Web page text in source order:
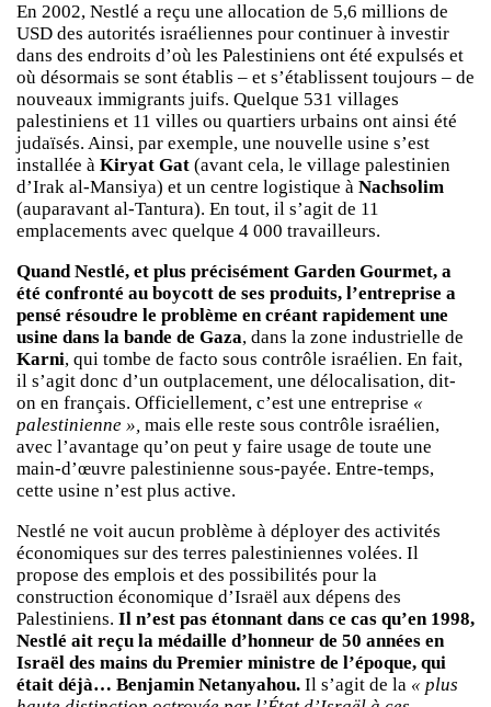
En 2002, Nestlé a reçu une allocation de 5,6 millions de
USD des autorités israéliennes pour continuer à investir
dans des endroits d’où les Palestiniens ont été expulsés et
où désormais se sont établis – et s’établissent toujours – de
nouveaux immigrants juifs. Quelque 531 villages
palestiniens et 11 villes ou quartiers urbains ont ainsi été
judaïsés. Ainsi, par exemple, une nouvelle usine s’est
installée à Kiryat Gat (avant cela, le village palestinien
d’Irak al-Mansiya) et un centre logistique à Nachsolim
(auparavant al-Tantura). En tout, il s’agit de 11
emplacements avec quelque 4 000 travailleurs.
Quand Nestlé, et plus précisément Garden Gourmet, a
été confronté au boycott de ses produits, l’entreprise a
pensé résoudre le problème en créant rapidement une
usine dans la bande de Gaza, dans la zone industrielle de
Karni, qui tombe de facto sous contrôle israélien. En fait,
il s’agit donc d’un outplacement, une délocalisation, dit-
on en français. Officiellement, c’est une entreprise «
palestinienne », mais elle reste sous contrôle israélien,
avec l’avantage qu’on peut y faire usage de toute une
main-d’œuvre palestinienne sous-payée. Entre-temps,
cette usine n’est plus active.
Nestlé ne voit aucun problème à déployer des activités
économiques sur des terres palestiniennes volées. Il
propose des emplois et des possibilités pour la
construction économique d’Israël aux dépens des
Palestiniens. Il n’est pas étonnant dans ce cas qu’en 1998,
Nestlé ait reçu la médaille d’honneur de 50 années en
Israël des mains du Premier ministre de l’époque, qui
était déjà… Benjamin Netanyahou. Il s’agit de la « plus